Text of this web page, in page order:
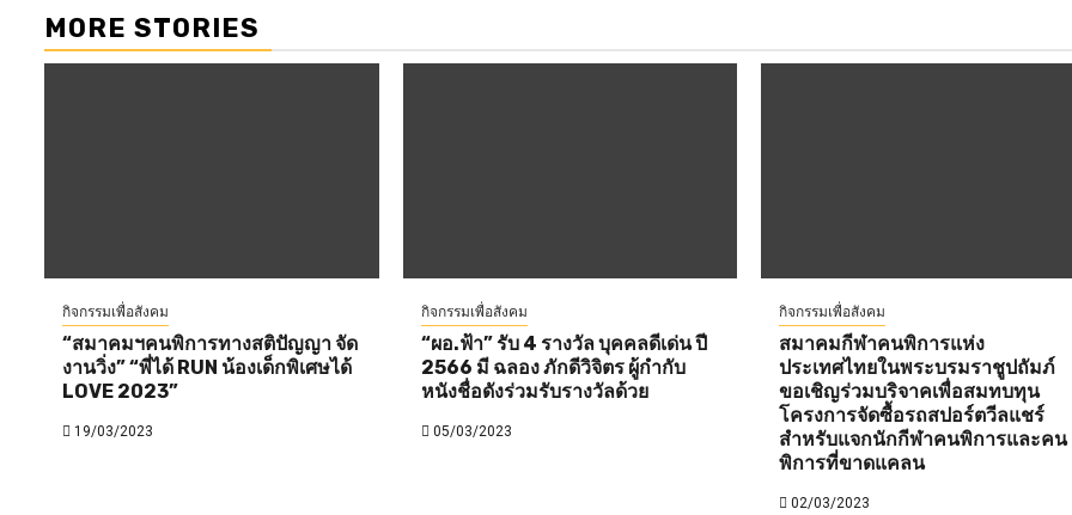
MORE STORIES
กิจกรรมเพื่อสังคม
“สมาคมฯคนพิการทางสติปัญญา จัด
งานวิ่ง” “พี่ได้ RUN น้องเด็กพิเศษได้
LOVE 2023”
19/03/2023
กิจกรรมเพื่อสังคม
“ผอ.ฟ้า” รับ 4 รางวัล บุคคลดีเด่น ปี
2566 มี ฉลอง ภักดีวิจิตร ผู้กำกับ
หนังชื่อดังร่วมรับรางวัลด้วย
05/03/2023
กิจกรรมเพื่อสังคม
สมาคมกีฬาคนพิการแห่ง
ประเทศไทยในพระบรมราชูปถัมภ์
ขอเชิญร่วมบริจาคเพื่อสมทบทุน
โครงการจัดซื้อรถสปอร์ตวีลแชร์
สำหรับแจกนักกีฬาคนพิการและคน
พิการที่ขาดแคลน
02/03/2023